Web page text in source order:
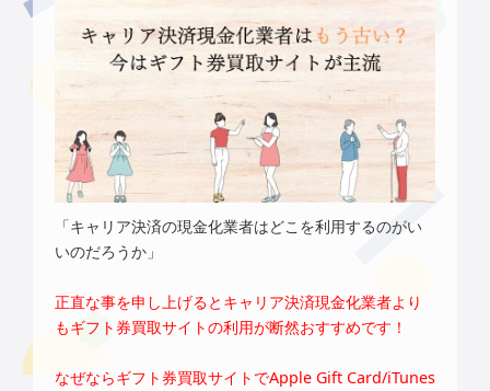
「キャリア決済の現金化業者はどこを利用するのがい
いのだろうか」
正直な事を申し上げるとキャリア決済現金化業者より
もギフト券買取サイトの利用が断然おすすめです！
なぜならギフト券買取サイトでApple Gift Card/iTunes